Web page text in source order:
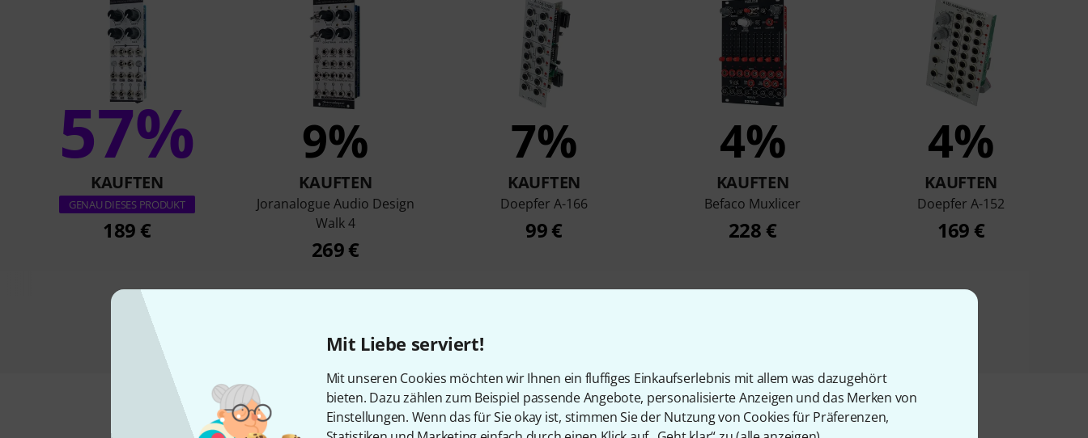
Mit Liebe serviert!
Mit unseren Cookies möchten wir Ihnen ein fluffiges Einkaufserlebnis mit allem was dazugehört
bieten. Dazu zählen zum Beispiel passende Angebote, personalisierte Anzeigen und das Merken von
Einstellungen. Wenn das für Sie okay ist, stimmen Sie der Nutzung von Cookies für Präferenzen,
57%
KAUFTEN
GENAU DIESES PRODUKT
189 €
9%
KAUFTEN
Joranalogue Audio Design
Walk 4
269 €
7%
KAUFTEN
Doepfer A-166
99 €
4%
KAUFTEN
Befaco Muxlicer
228 €
4%
KAUFTEN
Doepfer A-152
169 €